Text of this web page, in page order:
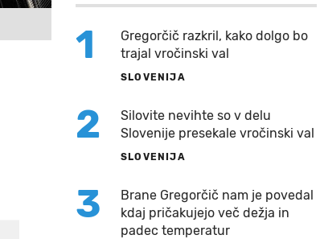
1
Gregorčič razkril, kako dolgo bo
trajal vročinski val
SLOVENIJA
2
Silovite nevihte so v delu
Slovenije presekale vročinski val
SLOVENIJA
3
Brane Gregorčič nam je povedal
kdaj pričakujejo več dežja in
padec temperatur